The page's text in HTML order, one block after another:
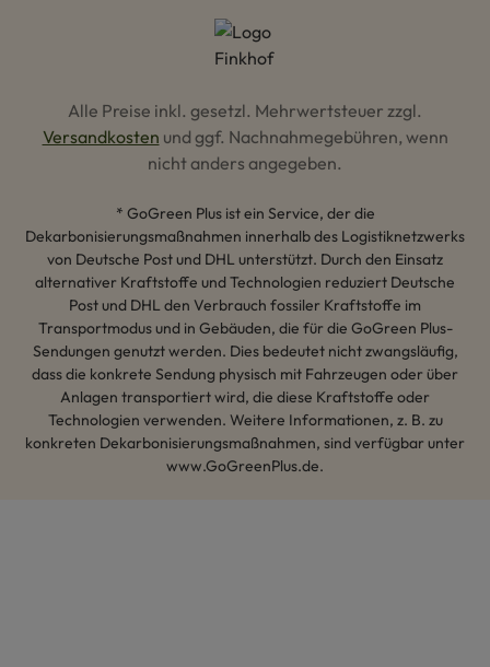
Alle Preise inkl. gesetzl. Mehrwertsteuer zzgl.
Versandkosten und ggf. Nachnahmegebühren, wenn
nicht anders angegeben.
* GoGreen Plus ist ein Service, der die
Dekarbonisierungsmaßnahmen innerhalb des Logistiknetzwerks
von Deutsche Post und DHL unterstützt. Durch den Einsatz
alternativer Kraftstoffe und Technologien reduziert Deutsche
Post und DHL den Verbrauch fossiler Kraftstoffe im
Transportmodus und in Gebäuden, die für die GoGreen Plus-
Sendungen genutzt werden. Dies bedeutet nicht zwangsläufig,
dass die konkrete Sendung physisch mit Fahrzeugen oder über
Anlagen transportiert wird, die diese Kraftstoffe oder
Technologien verwenden. Weitere Informationen, z. B. zu
konkreten Dekarbonisierungsmaßnahmen, sind verfügbar unter
www.GoGreenPlus.de.